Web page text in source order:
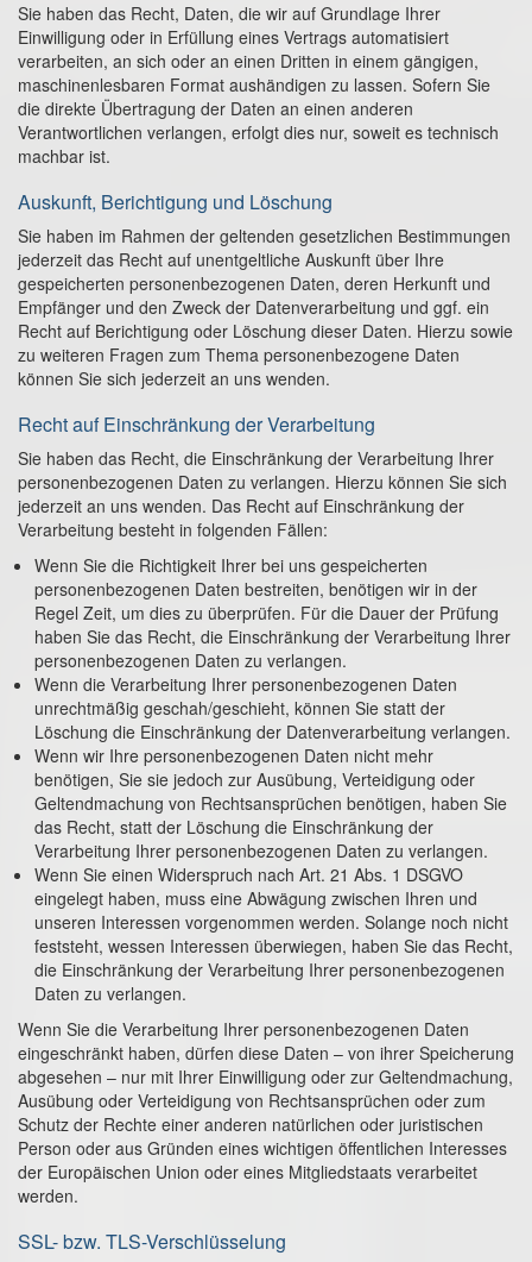
Sie haben das Recht, Daten, die wir auf Grundlage Ihrer
Einwilligung oder in Erfüllung eines Vertrags automatisiert
verarbeiten, an sich oder an einen Dritten in einem gängigen,
maschinenlesbaren Format aushändigen zu lassen. Sofern Sie
die direkte Übertragung der Daten an einen anderen
Verantwortlichen verlangen, erfolgt dies nur, soweit es technisch
machbar ist.
Auskunft, Berichtigung und Löschung
Sie haben im Rahmen der geltenden gesetzlichen Bestimmungen
jederzeit das Recht auf unentgeltliche Auskunft über Ihre
gespeicherten personenbezogenen Daten, deren Herkunft und
Empfänger und den Zweck der Datenverarbeitung und ggf. ein
Recht auf Berichtigung oder Löschung dieser Daten. Hierzu sowie
zu weiteren Fragen zum Thema personenbezogene Daten
können Sie sich jederzeit an uns wenden.
Recht auf Einschränkung der Verarbeitung
Sie haben das Recht, die Einschränkung der Verarbeitung Ihrer
personenbezogenen Daten zu verlangen. Hierzu können Sie sich
jederzeit an uns wenden. Das Recht auf Einschränkung der
Verarbeitung besteht in folgenden Fällen:
Wenn Sie die Richtigkeit Ihrer bei uns gespeicherten
personenbezogenen Daten bestreiten, benötigen wir in der
Regel Zeit, um dies zu überprüfen. Für die Dauer der Prüfung
haben Sie das Recht, die Einschränkung der Verarbeitung Ihrer
personenbezogenen Daten zu verlangen.
Wenn die Verarbeitung Ihrer personenbezogenen Daten
unrechtmäßig geschah/geschieht, können Sie statt der
Löschung die Einschränkung der Datenverarbeitung verlangen.
Wenn wir Ihre personenbezogenen Daten nicht mehr
benötigen, Sie sie jedoch zur Ausübung, Verteidigung oder
Geltendmachung von Rechtsansprüchen benötigen, haben Sie
das Recht, statt der Löschung die Einschränkung der
Verarbeitung Ihrer personenbezogenen Daten zu verlangen.
Wenn Sie einen Widerspruch nach Art. 21 Abs. 1 DSGVO
eingelegt haben, muss eine Abwägung zwischen Ihren und
unseren Interessen vorgenommen werden. Solange noch nicht
feststeht, wessen Interessen überwiegen, haben Sie das Recht,
die Einschränkung der Verarbeitung Ihrer personenbezogenen
Daten zu verlangen.
Wenn Sie die Verarbeitung Ihrer personenbezogenen Daten
eingeschränkt haben, dürfen diese Daten – von ihrer Speicherung
abgesehen – nur mit Ihrer Einwilligung oder zur Geltendmachung,
Ausübung oder Verteidigung von Rechtsansprüchen oder zum
Schutz der Rechte einer anderen natürlichen oder juristischen
Person oder aus Gründen eines wichtigen öffentlichen Interesses
der Europäischen Union oder eines Mitgliedstaats verarbeitet
werden.
SSL- bzw. TLS-Verschlüsselung